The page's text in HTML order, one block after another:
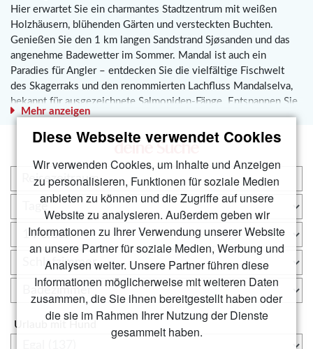
Diese Webseite verwendet Cookies
Wir verwenden Cookies, um Inhalte und Anzeigen
zu personalisieren, Funktionen für soziale Medien
anbieten zu können und die Zugriffe auf unsere
Website zu analysieren. Außerdem geben wir
Informationen zu Ihrer Verwendung unserer Website
an unsere Partner für soziale Medien, Werbung und
Analysen weiter. Unsere Partner führen diese
Informationen möglicherweise mit weiteren Daten
zusammen, die Sie ihnen bereitgestellt haben oder
die sie im Rahmen Ihrer Nutzung der Dienste
gesammelt haben.
Hier erwartet Sie ein charmantes Stadtzentrum mit weißen
Holzhäusern, blühenden Gärten und versteckten Buchten.
Genießen Sie den 1 km langen Sandstrand Sjøsanden und das
angenehme Badewetter im Sommer. Mandal ist auch ein
Paradies für Angler – entdecken Sie die vielfältige Fischwelt
des Skagerraks und den renommierten Lachfluss Mandalselva,
bekannt für ausgezeichnete Salmoniden-Fänge. Entspannen Sie
in den Straßencafés oder beim Shoppen in der charmanten
Fußgängerzone mit bekannten Markenläden und einzigartigen
Gaumenfreuden und eine faszinierende Geschichte. Verpassen
Sie nicht das Schalentierfestival mit gastronomischen
Höhepunkten, Wettbewerben und Konzerten – ein Erlebnis, das
Mandal von seiner besten Seite zeigt! Planen Sie Ihren Urlaub in
der Region Lindesnes und Mandal in eines unserer Ferienhäuser,
erkunden Sie den ältesten Leuchtturm Norwegens, das
Unterwasserrestaurant Under und die zauberhaften weißen
Holzhäuser. Genießen Sie vielfältige Aktivitäten wie
Waldspaziergänge, Radtouren und entspannte Tage am Strand.
Mandal und Lindesnes bieten unvergessliche Naturerlebnisse,
Kultur und Erholung für Ihren perfekten Urlaub an der Südküste
Norwegens. Besuchen Sie die offizielle Website von Lindesnes
Mehr anzeigen
deine Suche
Urlaub mit Hund